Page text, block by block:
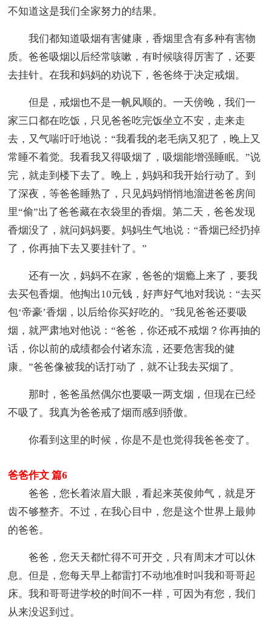
不知道这是我们全家努力的结果。
我们都知道吸烟有害健康，香烟里含有多种有害物
质。爸爸吸烟以后经常咳嗽，有时候咳得厉害了，还要
去挂针。在我和妈妈的劝说下，爸爸终于决定戒烟。
但是，戒烟也不是一帆风顺的。一天傍晚，我们一
家三口都在吃饭，只见爸爸吃完饭坐立不安，走来走
去，又气喘吁吁地说：“我看我的老毛病又犯了，晚上又
常睡不着觉。我看我又得吸烟了，吸烟能增强睡眠。”说
完，就走到楼下去了。晚上，妈妈和我开始行动了。到
了深夜，等爸爸睡熟了，只见妈妈悄悄地溜进爸爸房间
里“偷”出了爸爸藏在衣袋里的香烟。第二天，爸爸发现
香烟没了，就问妈妈要。妈妈生气地说：“香烟已经扔掉
了，你再抽下去又要挂针了。”
还有一次，妈妈不在家，爸爸的'烟瘾上来了，要我
去买包香烟。他掏出10元钱，好声好气地对我说：“去买
包‘帝豪’香烟，以后给你买好吃的。”我见爸爸还要吸
烟，就严肃地对他说：“爸爸，你还戒不戒烟？你再抽的
话，你以前的成绩都会付诸东流，还要危害我的健
康。”爸爸像被我的话打动了，就不让我去买烟了。
那时，爸爸虽然偶尔也要吸一两支烟，但现在已经
不吸了。我真为爸爸戒了烟而感到骄傲。
你看到这里的时候，你是不是也觉得我爸爸变了。
爸爸作文 篇6
爸爸，您长着浓眉大眼，看起来英俊帅气，就是牙
齿不够整齐。不过，在我心目中，您是这个世界上最帅
的爸爸。
爸爸，您天天都忙得不可开交，只有周末才可以休
息。但是，您每天早上都雷打不动地准时叫我和哥哥起
床。我和哥哥进学校的时间不一样，可因为有您，我们
从来没迟到过。